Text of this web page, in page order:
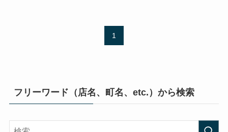
1
フリーワード（店名、町名、etc.）から検索